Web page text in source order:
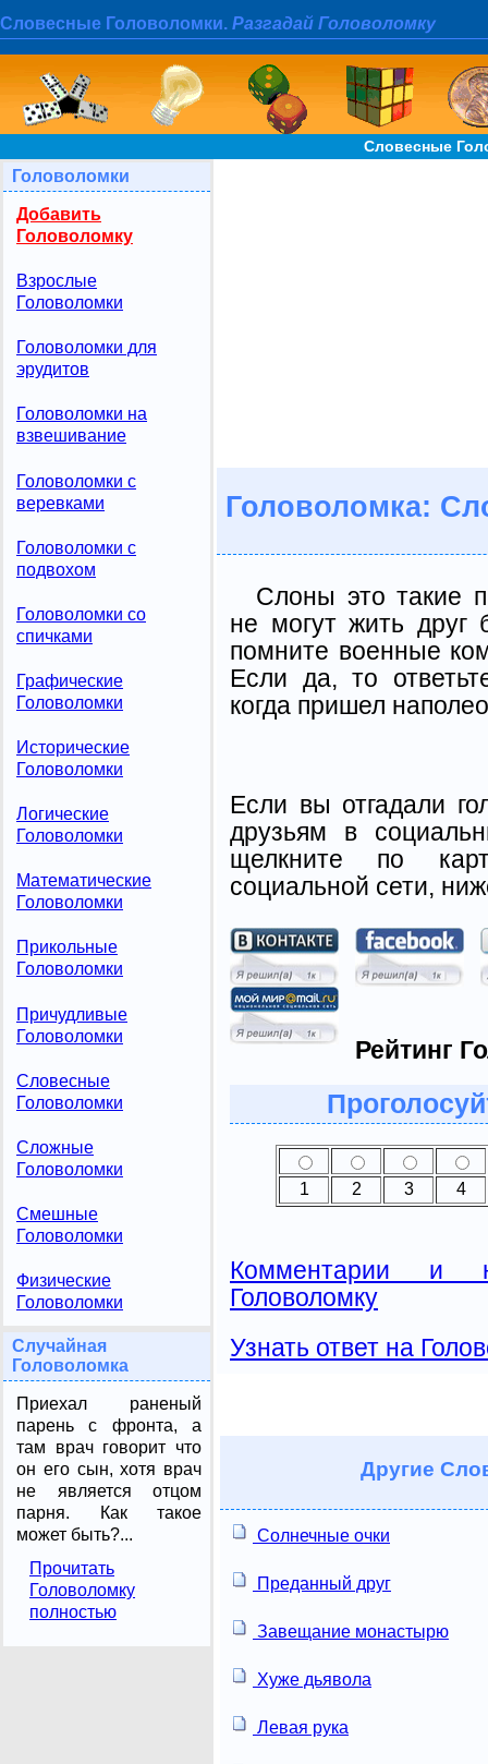
Словесные Головоломки. Разгадай Головоломку
Словесные
Головоломки
Добавить
Головоломку
Взрослые
Головоломки
Головоломки для
эрудитов
Головоломки на
взвешивание
Головоломки с
веревками
Головоломки с
подвохом
Головоломки со
спичками
Графические
Головоломки
Исторические
Головоломки
Логические
Головоломки
Математические
Головоломки
Прикольные
Головоломки
Причудливые
Головоломки
Словесные
Головоломки
Сложные
Головоломки
Смешные
Головоломки
Физические
Головоломки
Случайная
Головоломка
Приехал раненый
парень с фронта, а
там врач говорит что
он его сын, хотя врач
не является отцом
парня. Как такое
может быть?...
Прочитать
Головоломку
полностью
Головоломка:
Слоны это такие
не могут жить друг
помните военные
Если да, то
когда пришел
Если вы отгадали
друзьям в
щелкните по
социальной сети,
Рейтинг
1 2 3 4
Комментарии и
Головоломку
Узнать ответ на
Другие
Солнечные очки
Преданный друг
Завещание монастырю
Хуже дьявола
Левая рука